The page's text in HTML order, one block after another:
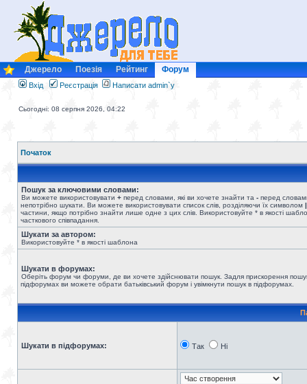
Джерело Поезія Рейтинг Форум
Вхід Реєстрація Написати admin`у
Сьогодні: 08 серпня 2026, 04:22
Початок
Пошук за ключовими словами:
Ви можете використовувати + перед словами, які ви хочете знайти та - перед
непотрібно шукати. Ви можете використовувати список слів, розділяючи їх символом |
частини, якщо потрібно знайти лише одне з цих слів. Використовуйте * в якості
часткового співпадання.
Шукати за автором:
Використовуйте * в якості шаблона
Шукати в форумах:
Оберіть форум чи форуми, де ви хочете здійснювати пошук. Задля прискорення
підфорумах ви можете обрати батьківський форум і увімкнути пошук в підфорумах.
Шукати в підфорумах: Так Ні